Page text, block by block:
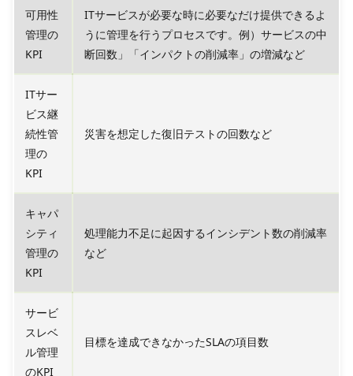
可用性
管理の
KPI
ITサービスが必要な時に必要なだけ提供できるよ
うに管理を行うプロセスです。例）サービスの中
断回数」「インパクトの削減率」の増減など
ITサー
ビス継
続性管
理の
KPI
災害を想定した復旧テストの回数など
キャパ
シティ
管理の
KPI
処理能力不足に起因するインシデント数の削減率
など
サービ
スレベ
ル管理
のKPI
目標を達成できなかったSLAの項目数